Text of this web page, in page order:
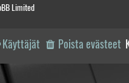
Limited
Poista evästeet
Käyttäjät